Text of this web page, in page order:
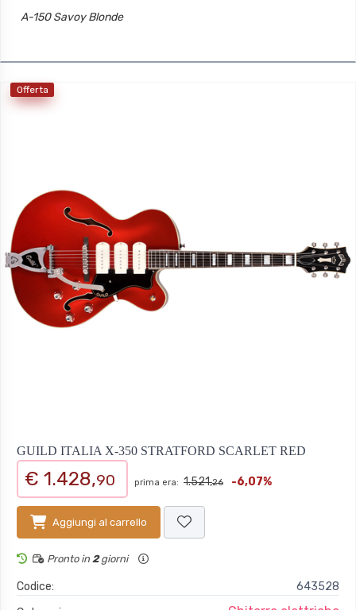
A-150 Savoy Blonde
Offerta
GUILD ITALIA X-350 STRATFORD SCARLET RED
€ 1.428,90 prima era: 1.521,26 -6,07%
Aggiungi al carrello
Pronto in 2giorni
Codice:
643528